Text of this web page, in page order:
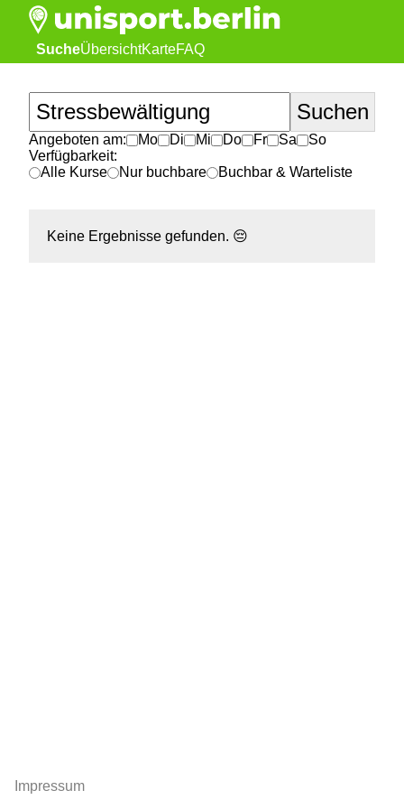
SucheÜbersichtKarteFAQ
Angeboten am: Mo Di Mi Do Fr Sa
So
Verfügbarkeit:
Alle Kurse
Nur buchbare Buchbar & Warteliste
Keine Ergebnisse gefunden. 😔
Impressum